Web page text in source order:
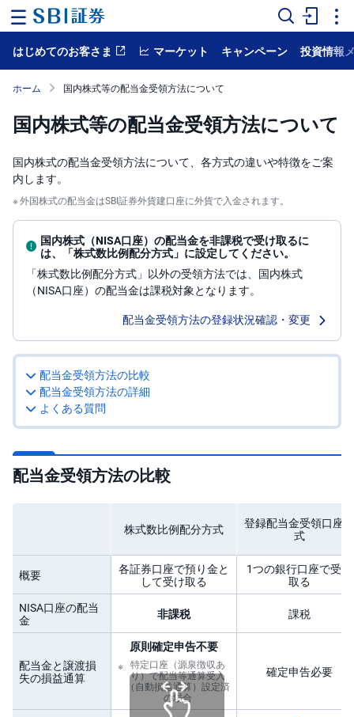
ー
ム
マ
ー
ッ
ト
NISA
国
内
式
式
投
資
託
債
券
か
せ
投
資
PICK
S
BI
オ
プ
シ
はじめてのお客さま マーケット キャンペーン 投資情報
ホーム 国内株式等の配当金受領方法について
国内株式等の配当金受領方法について
国内株式の配当金受領方法について、各方式の違いや特徴をご案
内します。
外国株式の配当金はSBI証券外貨建口座に外貨で入金されます。
国内株式（NISA口座）の配当金を非課税で受け取るに
は、「株式数比例配分方式」に設定してください。
「株式数比例配分方式」以外の受領方法では、国内株式
（NISA口座）の配当金は課税対象となります。
配当金受領方法の登録状況確認・変更
配当金受領方法の比較
配当金受領方法の詳細
よくある質問
配当金受領方法の比較
株式数比例配分方式
登録配当金受領口座方
式
概要
各証券口座で預り金と
して受け取る
1つの銀行口座で受け
取る
NISA口座の配当
金
非課税 課税
配当金と譲渡損
失の損益通算
原則確定申告不要
特定口座（源泉徴収あ
り）で配当等通算受入
（自動損益通算）設定済
の場合
確定申告必要